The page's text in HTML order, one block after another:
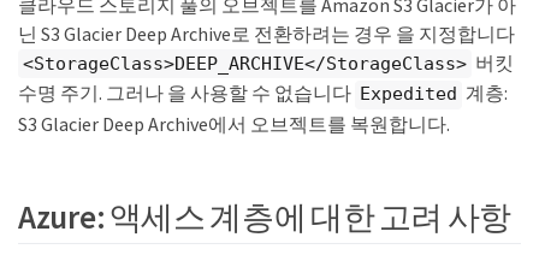
닌 S3 Glacier Deep Archive로 전환하려는 경우 을 지정합니다
<StorageClass>DEEP_ARCHIVE</StorageClass> 버킷
수명 주기. 그러나 을 사용할 수 없습니다 Expedited 계층:
S3 Glacier Deep Archive에서 오브젝트를 복원합니다.
Azure: 액세스 계층에 대한 고려 사항